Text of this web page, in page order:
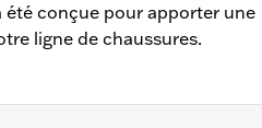
conçue pour apporter une
ligne de chaussures.